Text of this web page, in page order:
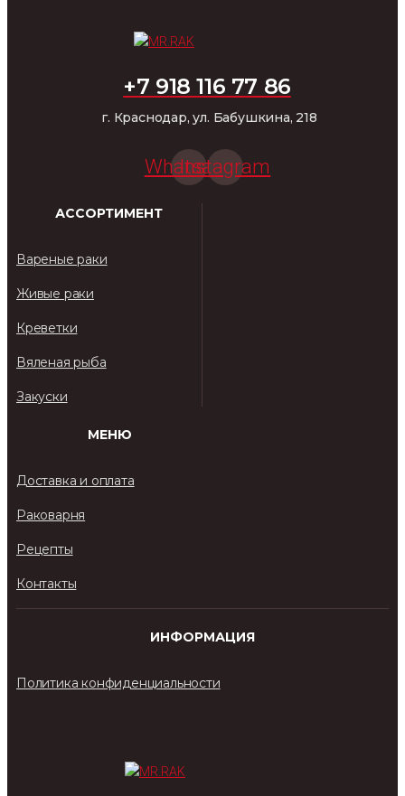
+7 918 116 77 86
г. Краснодар, ул. Бабушкина, 218
Whatsapp
Instagram
АССОРТИМЕНТ
Вареные раки
Живые раки
Креветки
Вяленая рыба
Закуски
МЕНЮ
Доставка и оплата
Раковарня
Рецепты
Контакты
ИНФОРМАЦИЯ
Политика конфиденциальности